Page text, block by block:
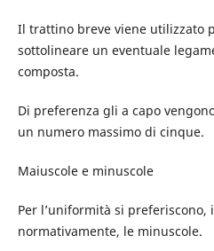
Il trattino breve viene utilizzato
sottolineare un eventuale
composta.
Di preferenza gli a capo
un numero massimo di cinque.
Maiuscole e minuscole
Per l’uniformità si
normativamente, le minuscole.